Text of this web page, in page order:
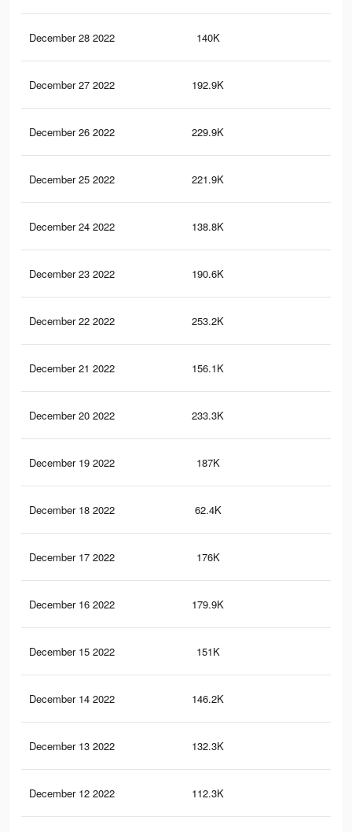
December 28 2022 140K
December 27 2022 192.9K
December 26 2022 229.9K
December 25 2022 221.9K
December 24 2022 138.8K
December 23 2022 190.6K
December 22 2022 253.2K
December 21 2022 156.1K
December 20 2022 233.3K
December 19 2022 187K
December 18 2022 62.4K
December 17 2022 176K
December 16 2022 179.9K
December 15 2022 151K
December 14 2022 146.2K
December 13 2022 132.3K
December 12 2022 112.3K